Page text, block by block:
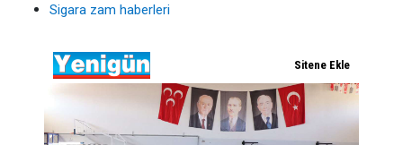
Sigara zam haberleri